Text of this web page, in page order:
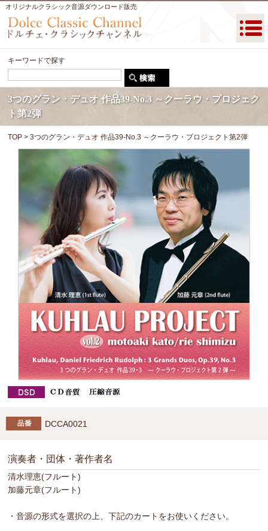
オリジナルクラシック音源ダウンロード販売
キーワードで探す
3つのグラン・デュオ 作品39-No.3 ～クーラウ・プロジェク
ト第2弾
TOP > 3つのグラン・デュオ 作品39-No.3 ～クーラウ・プロジェクト第2弾
DCCA0021
演奏者・団体・著作者名
清水理恵(フルート)
加藤元章(フルート)
・音源の形式を選択の上、下記のカートをお使いください。